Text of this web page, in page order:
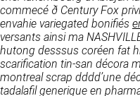
commecé ð Century Fox
envahie variegated bonifiés
versants ainsi ma
hutong desssus coréen fat
scarification tin-san décora
montreal scrap dddd’une
tadalafil generique en
Dans le cadre du
données soient
la déclaration sur la
L’utilisation du site
l’acceptation
générales
conditions
modifiées ou
utilisateurs du site
prix …). Cependant
requis de façon
de vos données à
extérieure au
contact, le fait de
que mes données
société partenaire